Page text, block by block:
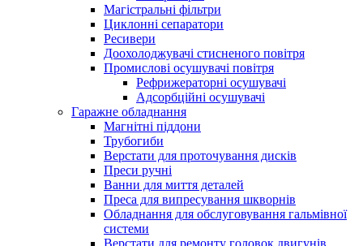
Магістральні фільтри
Циклонні сепаратори
Ресивери
Доохолоджувачі стисненого повітря
Промислові осушувачі повітря
Рефрижераторні осушувачі
Адсорбційні осушувачі
Гаражне обладнання
Магнітні піддони
Трубогиби
Верстати для проточування дисків
Преси ручні
Ванни для миття деталей
Преса для випресування шкворнів
Обладнання для обслуговування гальмівної
системи
Верстати для ремонту головок двигунів